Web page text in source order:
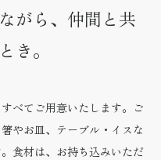
がら、仲間と共
き。
べてご用意いたします。ご
やお皿、テーブル・イスな
食材は、お持ち込みいただ